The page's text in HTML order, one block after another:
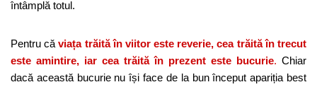
întâmplă totul.
Pentru căviața trăită în viitor este reverie, cea trăită în trecut
este amintire, iar cea trăită în prezent este bucurie. Chiar
dacă această bucurie nu își face de la bun început apariția best